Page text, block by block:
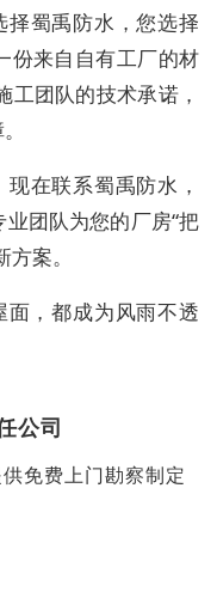
蜀禹防水，您选择
份来自 自有工厂的材
工团队的技术承诺 ，
。
在联系蜀禹防水，
业团队为您的厂房“把
案。
，都成为风雨不透
公司
免费上门勘察制定